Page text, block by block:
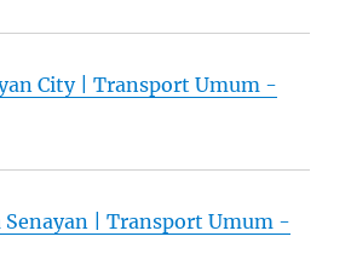
City | Transport Umum -
Senayan | Transport Umum -